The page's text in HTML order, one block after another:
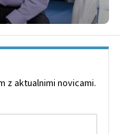
z aktualnimi novicami.